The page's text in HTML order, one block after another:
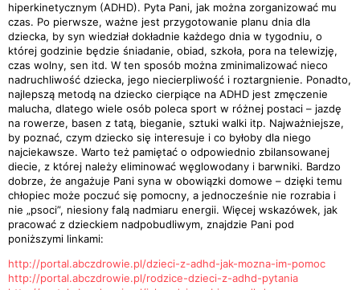
hiperkinetycznym (ADHD). Pyta Pani, jak można zorganizować mu
czas. Po pierwsze, ważne jest przygotowanie planu dnia dla
dziecka, by syn wiedział dokładnie każdego dnia w tygodniu, o
której godzinie będzie śniadanie, obiad, szkoła, pora na telewizję,
czas wolny, sen itd. W ten sposób można zminimalizować nieco
nadruchliwość dziecka, jego niecierpliwość i roztargnienie. Ponadto,
najlepszą metodą na dziecko cierpiące na ADHD jest zmęczenie
malucha, dlatego wiele osób poleca sport w różnej postaci – jazdę
na rowerze, basen z tatą, bieganie, sztuki walki itp. Najważniejsze,
by poznać, czym dziecko się interesuje i co byłoby dla niego
najciekawsze. Warto też pamiętać o odpowiednio zbilansowanej
diecie, z której należy eliminować węglowodany i barwniki. Bardzo
dobrze, że angażuje Pani syna w obowiązki domowe – dzięki temu
chłopiec może poczuć się pomocny, a jednocześnie nie rozrabia i
nie „psoci”, niesiony falą nadmiaru energii. Więcej wskazówek, jak
pracować z dzieckiem nadpobudliwym, znajdzie Pani pod
poniższymi linkami:
http://portal.abczdrowie.pl/dzieci-z-adhd-jak-mozna-im-pomoc
http://portal.abczdrowie.pl/rodzice-dzieci-z-adhd-pytania